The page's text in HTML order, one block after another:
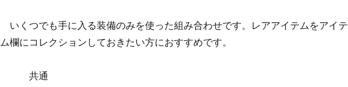
いくつでも手に入る装備のみを使った組み合わせです。レアアイテムをアイテ
ム欄にコレクションしておきたい方におすすめです。
共通